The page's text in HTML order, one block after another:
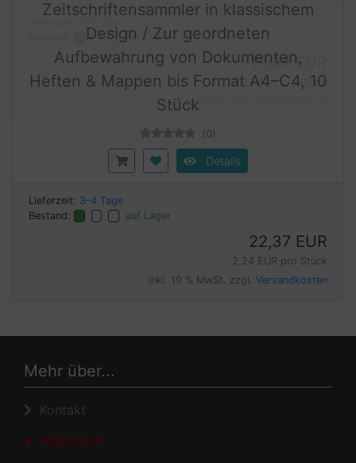
Design / Zur geordneten
Aufbewahrung von Dokumenten,
Heften & Mappen bis Format A4–C4, 10
Stück
Details
2,24 EUR pro Stück
inkl. 19 % MwSt. zzgl. Versandkosten
Kontakt
WIDERRUF
Zahlung & Versand